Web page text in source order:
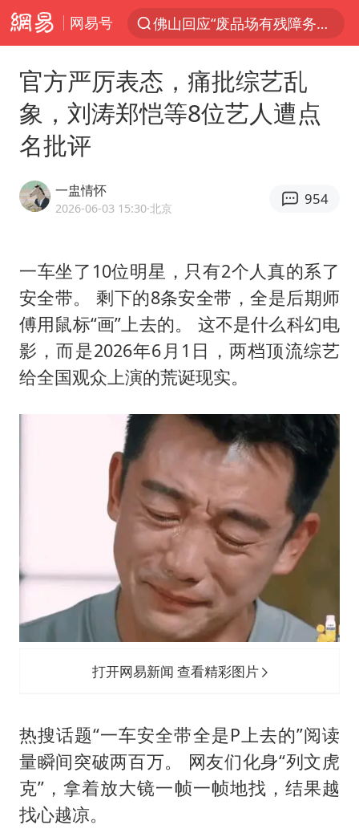
网易号
佛山回应“废品场有残障务工人员”
“老头乐”悬挂“蒙H好几个8”上路
被一条街帮助的“煎饼叔叔”去世
香港乐坛著名填词人黎彼得去世
男子出狱前8天被改判死缓
13岁少年白天写作业晚上夜市炒粉
中方公布5项对美反制措施
外交部回应日本将中国列为最大挑战
被妻子举报丈夫与情人一审获刑1年
“中国游”持续带火“中国购”
你常吃的兰州拉面要改名了
官方严厉表态，痛批综艺乱
象，刘涛郑恺等8位艺人遭点
名批评
一盅情怀
2026-06-03 15:30·北京
954
一车坐了10位明星，只有2个人真的系了
安全带。 剩下的8条安全带，全是后期师
傅用鼠标“画”上去的。 这不是什么科幻电
影，而是2026年6月1日，两档顶流综艺
给全国观众上演的荒诞现实。
打开网易新闻 查看精彩图片
热搜话题“一车安全带全是P上去的”阅读
量瞬间突破两百万。 网友们化身“列文虎
克”，拿着放大镜一帧一帧地找，结果越
找心越凉。